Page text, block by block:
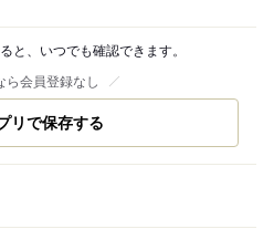
と、いつでも確認できます。
ら会員登録なし
リで保存する